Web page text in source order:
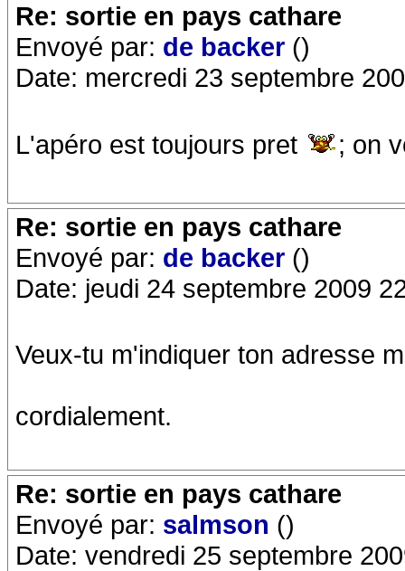
Re: sortie en pays cathare
Envoyé par: de backer ()
Date: mercredi 23 septembre
L'apéro est toujours pret ; on
Re: sortie en pays cathare
Envoyé par: de backer ()
Date: jeudi 24 septembre 2009
Veux-tu m'indiquer ton adresse
cordialement.
Re: sortie en pays cathare
Envoyé par: salmson ()
Date: vendredi 25 septembre